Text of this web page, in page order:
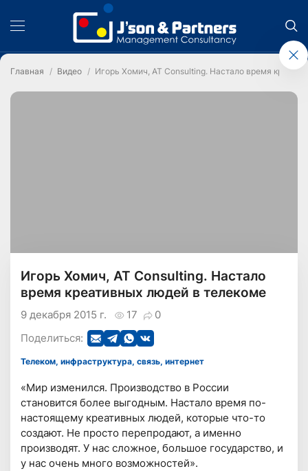
Главная Видео Игорь Хомич, AT Consulting. Настало время
Игорь Хомич, AT Consulting. Настало
время креативных людей в телекоме
17 0
9 декабря 2015 г.
Поделиться:
Телеком, инфраструктура, связь, интернет
«Мир изменился. Производство в России
становится более выгодным. Настало время по-
настоящему креативных людей, которые что-то
создают. Не просто перепродают, а именно
производят. У нас сложное, большое государство, и
у нас очень много возможностей».